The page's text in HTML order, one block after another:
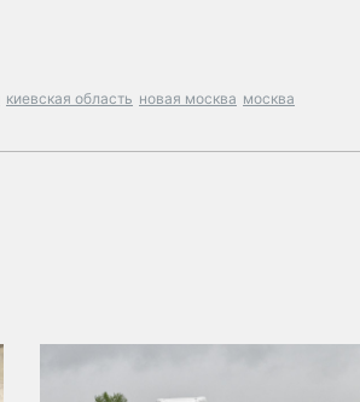
киевская область новая москва москва